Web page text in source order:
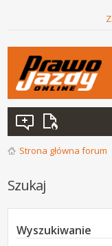
Strona główna forum
Szukaj
Wyszukiwanie